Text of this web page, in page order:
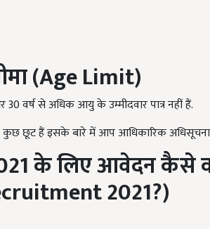
(Age Limit)
वर्ष से अधिक आयु के उम्मीदवार पात्र नहीं हैं.
कुछ छूट हैं इसके बारे में आप आधिकारिक
के लिए आवेदन कैसे
2021?)